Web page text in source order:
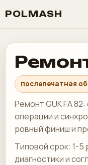
POLMASH
послепечатная
Ремонт GUK FA
операции и
ровный финиш и
Типовой срок: 1-5
диагностики и